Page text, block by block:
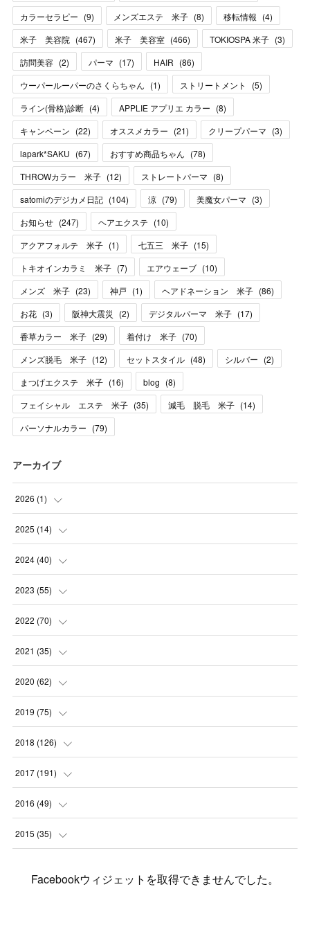
カラーセラピー (9) メンズエステ 米子 (8) 移転情報 (4)
米子 美容院 (467) 米子 美容室 (466) TOKIOSPA 米子 (3)
訪問美容 (2) パーマ (17) HAIR (86)
ウーパールーパーのさくらちゃん (1) ストリートメント (5)
ライン(骨格)診断 (4) APPLIE アプリエ カラー (8)
キャンペーン (22) オススメカラー (21) クリープパーマ (3)
lapark*SAKU (67) おすすめ商品ちゃん (78)
THROWカラー 米子 (12) ストレートパーマ (8)
satomiのデジカメ日記 (104) 涼 (79) 美魔女パーマ (3)
お知らせ (247) ヘアエクステ (10)
アクアフォルテ 米子 (1) 七五三 米子 (15)
トキオインカラミ 米子 (7) エアウェーブ (10)
メンズ 米子 (23) 神戸 (1) ヘアドネーション 米子 (86)
お花 (3) 阪神大震災 (2) デジタルパーマ 米子 (17)
香草カラー 米子 (29) 着付け 米子 (70)
メンズ脱毛 米子 (12) セットスタイル (48) シルバー (2)
まつげエクステ 米子 (16) blog (8)
フェイシャル エステ 米子 (35) 減毛 脱毛 米子 (14)
パーソナルカラー (79)
アーカイブ
2026 (1)
(1
2025 (14)
(10 )
(1
(1
(2
2024 (40)
(1
(1
(3
(2
(1)
(5)
(8)
2023 (55)
(2
(4
(3
(3
(8)
(6)
2022 (70)
(7
(11 )
(8
(1)
(3)
2021 (35)
(5
(7
(5)
(3)
(3)
2020 (62)
(6
(9)
(7)
(4
(6)
2019 (75)
(1)
(2)
(6
(7
(15)
2018 (126)
(6)
(12 )
(7
2017 (191)
(12 )
(11 )
2016 (49)
(2
2015 (35)
Facebookウィジェットを取得できませんでした。